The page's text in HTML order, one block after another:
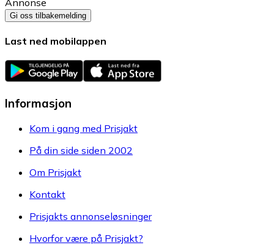
Gi oss tilbakemelding
Last ned mobilappen
Informasjon
Kom i gang med Prisjakt
På din side siden 2002
Om Prisjakt
Kontakt
Prisjakts annonseløsninger
Hvorfor være på Prisjakt?